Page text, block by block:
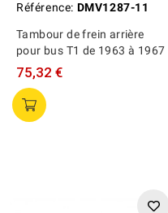
Référence: DMV1287-11
Tambour de frein arrière
pour bus T1 de 1963 à 1967
75,32 €